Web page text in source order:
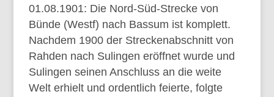
01.08.1901: Die Nord-Süd-Strecke von
Bünde (Westf) nach Bassum ist komplett.
Nachdem 1900 der Streckenabschnitt von
Rahden nach Sulingen eröffnet wurde und
Sulingen seinen Anschluss an die weite
Welt erhielt und ordentlich feierte, folgte